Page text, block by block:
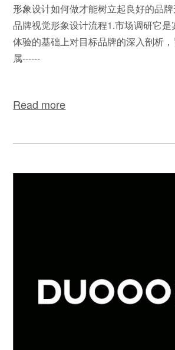
形象设计如何做才能树立起良好的品
品牌视觉形象设计流程1.市场调研它
体验的基础上对目标品牌的深入剖析
属------
Read more